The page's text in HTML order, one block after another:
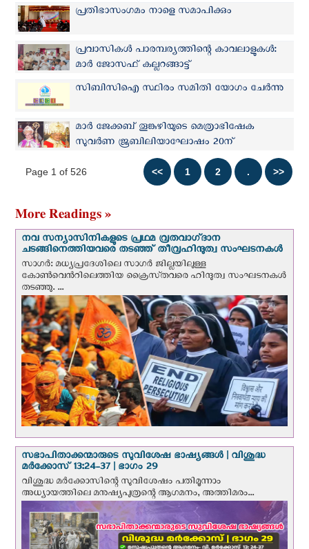
ആസൂത്രണമാണ് സർക്കാർ ചെയ്യേണ്ടത്: മാർ
ജോര്‍ജ്ജ് ആലഞ്ചേരി
പ്രതിഭാസംഗമം നാളെ സമാപിക്കും
പ്രവാസികൾ പാരമ്പര്യത്തിന്റെ കാവലാളുകൾ:
മാർ ജോസഫ് കല്ലറങ്ങാട്ട്
സിബിസിഐ സ്ഥിരം സമിതി യോഗം ചേർന്നു
മാർ ജേക്കബ് തൂങ്കുഴിയുടെ മെത്രാഭിഷേക
സുവർണ ജൂബിലിയാഘോഷം 20ന്
Page 1 of 526
More Readings »
നവ സന്യാസിനികളുടെ പ്രഥമ വ്രതവാഗ്‌ദാന
ചടങ്ങിനെത്തിയവരെ തടഞ്ഞ് തീവ്രഹിന്ദുത്വ സംഘടനകള്‍
സാഗർ: മധ്യപ്രദേശിലെ സാഗർ ജില്ലയിലുള്ള
കോൺവെന്‍റിലെത്തിയ ക്രൈസ്‌തവരെ ഹിന്ദുത്വ സംഘടനകൾ
തടഞ്ഞു. ...
സഭാപിതാക്കന്മാരുടെ സുവിശേഷ ഭാഷ്യങ്ങള്‍ | വിശുദ്ധ
മര്‍ക്കോസ് 13:24-37 | ഭാഗം 29
വിശുദ്ധ മര്‍ക്കോസിന്റെ സുവിശേഷം പതിമൂന്നാം
അധ്യായത്തിലെ മനുഷ്യപുത്രന്റെ ആഗമനം, അത്തിമരം...